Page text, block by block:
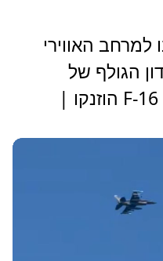
האווירי
הגולף של
טראמפ - מטוסי F-16 הוזנקו |